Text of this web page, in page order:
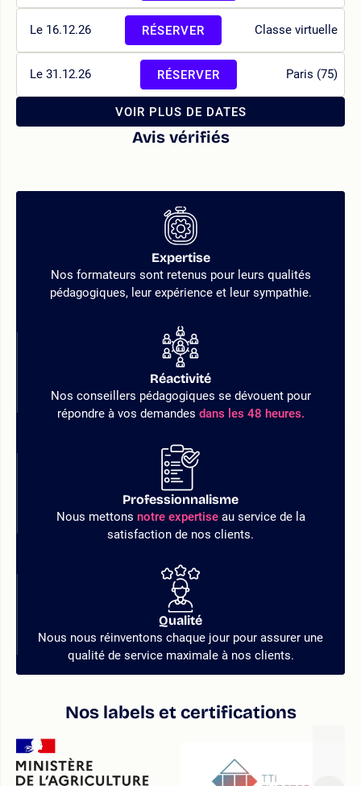
Le 16.12.26 Classe virtuelle
RÉSERVER
Le 31.12.26 Paris (75)
RÉSERVER
VOIR PLUS DE DATES
Avis vérifiés
Expertise
Nos formateurs sont retenus pour leurs qualités
pédagogiques, leur expérience et leur sympathie.
Réactivité
Nos conseillers pédagogiques se dévouent pour
répondre à vos demandes dans les 48 heures.
Professionnalisme
Nous mettons notre expertiseau service de la
satisfaction de nos clients.
Qualité
Nous nous réinventons chaque jour pour assurer une
qualité de service maximale à nos clients.
Nos labels et certifications